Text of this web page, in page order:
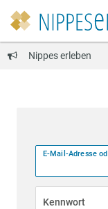
Nippes erleben
E-Mail-Adresse
Kennwort